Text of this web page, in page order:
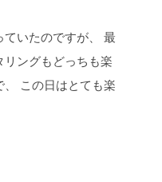
いたのですが、
最
ングもどっちも楽
この日はとても楽